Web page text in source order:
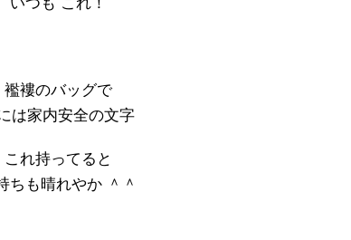
襤褸のバッグで
は家内安全の文字
これ持ってると
ちも晴れやか ＾＾